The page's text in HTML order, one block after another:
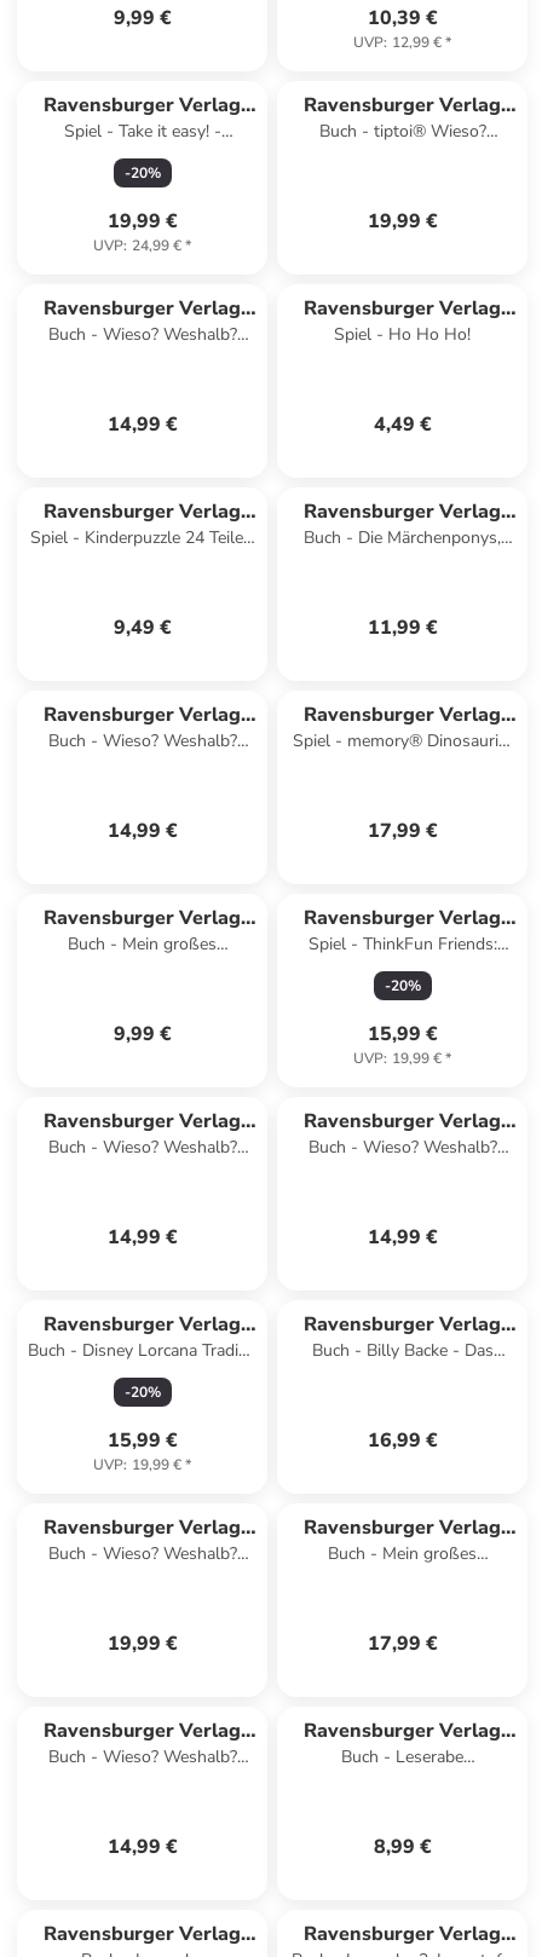
9,99 € 10,39 €
UVP: 12,99 €*
Ravensburger Verlag
GmbH
Spiel - Take it easy! -
Gesellschaftsspiel &
Brettspiel ab 10 Jahre
-20%
19,99 €
UVP: 24,99 €*
Ravensburger Verlag
GmbH
Buch - tiptoi® Wieso?
19,99 €
Ravensburger Verlag
GmbH
Buch - Wieso? Weshalb?
14,99 €
Ravensburger Verlag
GmbH
Spiel - Ho Ho Ho!
4,49 €
Ravensburger Verlag
GmbH
Spiel - Kinderpuzzle 24 Teile -
9,49 €
Ravensburger Verlag
GmbH
Buch - Die Märchenponys,
11,99 €
Ravensburger Verlag
GmbH
Buch - Wieso? Weshalb?
14,99 €
Ravensburger Verlag
GmbH
Spiel - memory® Dinosaurier
17,99 €
Ravensburger Verlag
GmbH
Buch - Mein großes
9,99 €
Ravensburger Verlag
GmbH
Spiel - ThinkFun Friends:
Badespaß - Logikspiel ab 3
Jahre
-20%
15,99 €
UVP: 19,99 €*
Ravensburger Verlag
GmbH
Buch - Wieso? Weshalb?
14,99 €
Ravensburger Verlag
GmbH
Buch - Wieso? Weshalb?
14,99 €
Ravensburger Verlag
GmbH
Buch - Disney Lorcana Trading
Card Game - Official
Collector's Guide: Sets
-20%
15,99 €
UVP: 19,99 €*
Ravensburger Verlag
GmbH
Buch - Billy Backe - Das
16,99 €
Ravensburger Verlag
GmbH
Buch - Wieso? Weshalb?
19,99 €
Ravensburger Verlag
GmbH
Buch - Mein großes
17,99 €
Ravensburger Verlag
GmbH
Buch - Wieso? Weshalb?
14,99 €
Ravensburger Verlag
GmbH
Buch - Leserabe
8,99 €
Ravensburger Verlag
Ravensburger Verlag